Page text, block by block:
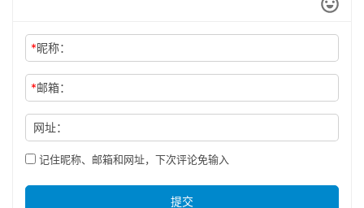
*昵称：
*邮箱：
网址：
记住昵称、邮箱和网址，下次评论免输入
提交